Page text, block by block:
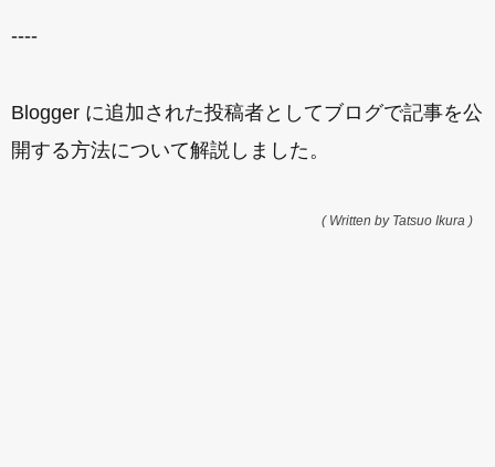
----
Blogger に追加された投稿者としてブログで記事を公
開する方法について解説しました。
( Written by Tatsuo Ikura )